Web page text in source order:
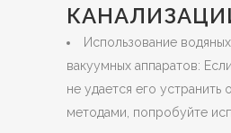
Использование
вакуумных аппаратов:
не удается его устранить
методами, попробуйте